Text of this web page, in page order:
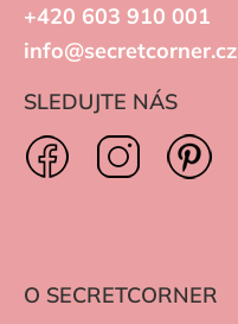
+420 603 910 001
info@secretcorner.cz
SLEDUJTE NÁS
O SECRETCORNER